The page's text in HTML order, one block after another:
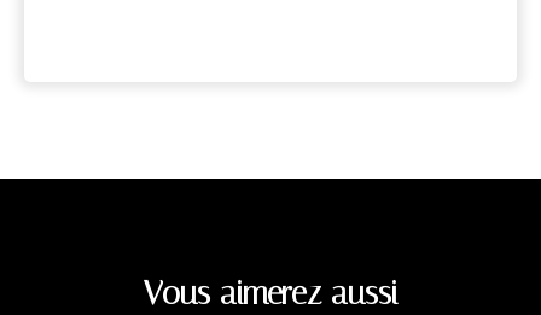
Vous aimerez aussi